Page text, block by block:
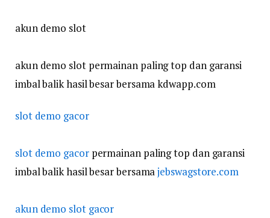
akun demo slot
akun demo slot permainan paling top dan garansi
imbal balik hasil besar bersama kdwapp.com
slot demo gacor
slot demo gacorpermainan paling top dan garansi
imbal balik hasil besar bersamajebswagstore.com
akun demo slot gacor